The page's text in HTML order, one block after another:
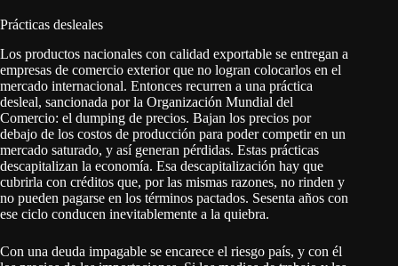
Prácticas desleales
Los productos nacionales con calidad exportable se entregan a
empresas de comercio exterior que no logran colocarlos en el
mercado internacional. Entonces recurren a una práctica
desleal, sancionada por la Organización Mundial del
Comercio: el dumping de precios. Bajan los precios por
debajo de los costos de producción para poder competir en un
mercado saturado, y así generan pérdidas. Estas prácticas
descapitalizan la economía. Esa descapitalización hay que
cubrirla con créditos que, por las mismas razones, no rinden y
no pueden pagarse en los términos pactados. Sesenta años con
ese ciclo conducen inevitablemente a la quiebra.
Con una deuda impagable se encarece el riesgo país, y con él